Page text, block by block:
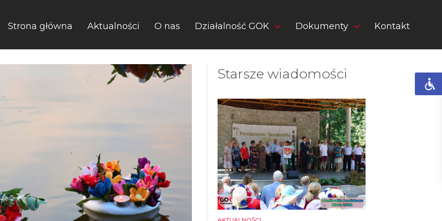
Strona główna Aktualności O nas Działalność GOK Dokumenty Kontakt
Starsze wiadomości